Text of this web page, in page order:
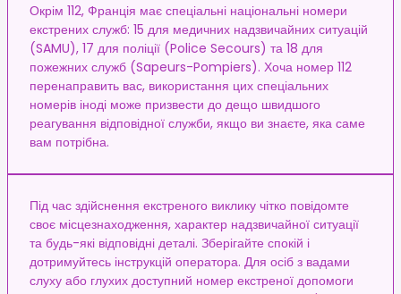
Окрім 112, Франція має спеціальні національні номери
екстрених служб: 15 для медичних надзвичайних ситуацій
(SAMU), 17 для поліції (Police Secours) та 18 для
пожежних служб (Sapeurs-Pompiers). Хоча номер 112
перенаправить вас, використання цих спеціальних
номерів іноді може призвести до дещо швидшого
реагування відповідної служби, якщо ви знаєте, яка саме
вам потрібна.
Під час здійснення екстреного виклику чітко повідомте
своє місцезнаходження, характер надзвичайної ситуації
та будь-які відповідні деталі. Зберігайте спокій і
дотримуйтесь інструкцій оператора. Для осіб з вадами
слуху або глухих доступний номер екстреної допомоги